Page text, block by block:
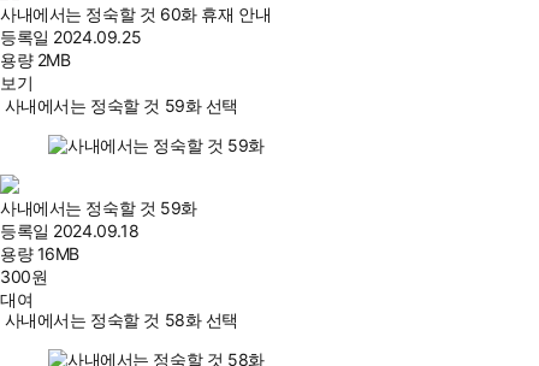
사내에서는 정숙할 것 60화 휴재 안내
등록일 2024.09.25
용량 2MB
보기
사내에서는 정숙할 것 59화 선택
사내에서는 정숙할 것 59화
등록일 2024.09.18
용량16MB
300원
대여
사내에서는 정숙할 것 58화 선택